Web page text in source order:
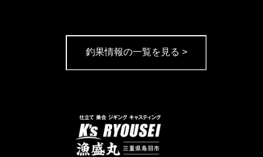
釣果情報の一覧を見る >